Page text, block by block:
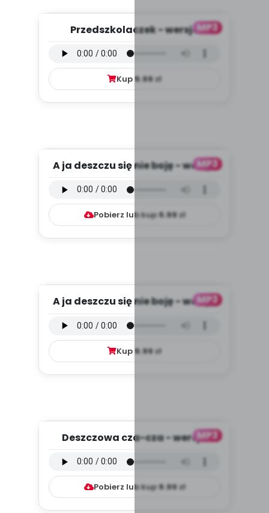
MP3
Przedszkolaczek - wersja
Kup9.99zł
MP3
A ja deszczu się nie boję - wersja
Pobierz lub kup9.99zł
MP3
A ja deszczu się nie boję - wersja
Kup9.99zł
MP3
Deszczowa cza-cza - wersja
Pobierz lub kup9.99zł